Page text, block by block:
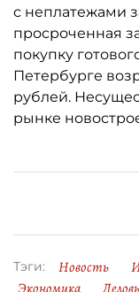
с неплатежами
просроченная
покупку
Петербурге
рублей.
рынке
Тэги: Новость